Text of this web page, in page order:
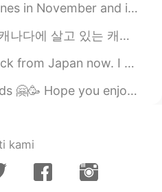
訳ありませんが、ちょ
？
incredible - the views were breathtakin...
입니다. 응용 언어학 박사 공부 를 하고있 습나다. 석사 학생이 였을태 중국어 언어학...
fun, and it was the best way to spend my birt...
and remember to smile 😊 I look forward f...
kami